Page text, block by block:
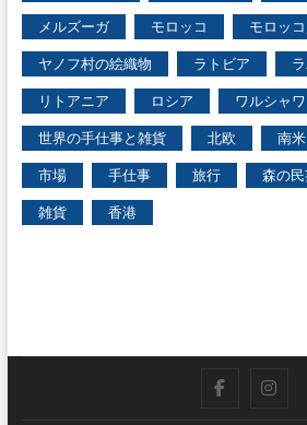
メルズーガ モロッコ モロッ
ヤノフ村の絵織物 ラトビア
リトアニア ロシア ワルシャワ
世界の手仕事と雑貨 北欧 南米
市場 手仕事 旅行 森の
雑貨 香港